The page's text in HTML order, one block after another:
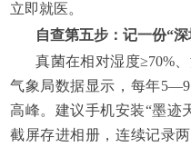
立即就医。
自查第五步：记一份“
真菌在相对湿度≥70%
气象局数据显示，每年
高峰。建议手机安装“墨迹
截屏存进相册，连续记录